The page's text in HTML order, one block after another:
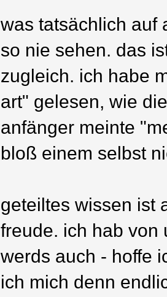
was tatsächlich auf
so nie sehen. das
zugleich. ich habe
art" gelesen, wie
anfänger meinte
bloß einem selbst
geteiltes wissen ist
freude. ich hab von
werds auch - hoffe
ich mich denn